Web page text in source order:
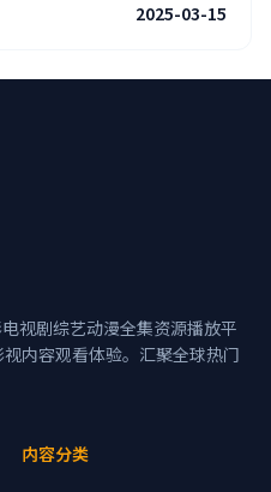
2025-03-15
视剧综艺动漫全集资源播放平
内容观看体验。汇聚全球热门
内容分类